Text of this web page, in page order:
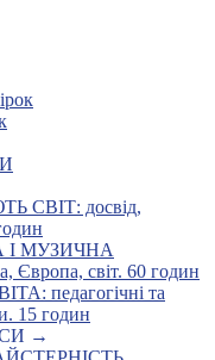
СВІТ: досвід,
І МУЗИЧНА
Європа, світ. 60 годин
педагогічні та
15 годин
→